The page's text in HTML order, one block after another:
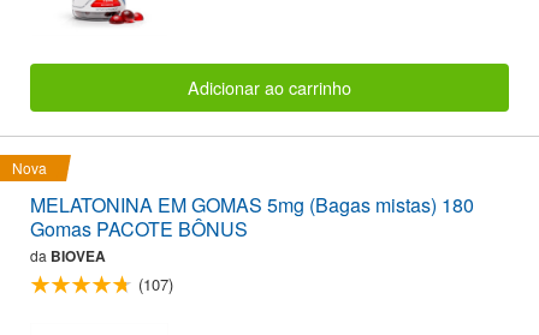
Adicionar ao carrinho
Nova
MELATONINA EM GOMAS 5mg (Bagas mistas) 180
Gomas PACOTE BÔNUS
da BIOVEA
(107)